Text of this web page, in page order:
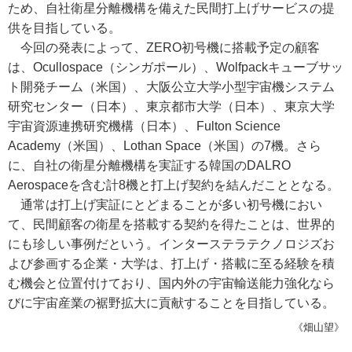
ため、自社衛星分離機構を備えた民間打上げサービスの提
供を目指している。
今回の発表によって、ZERO初号機に搭載予定の顧客
は、Ocullospace（シンガポール）、Wolfpackキューブサッ
ト開発チーム（米国）、大阪公立大学小型宇宙機システム
研究センター（日本）、東京都市大学（日本）、東京大学
宇宙資源連携研究機構（日本）、Fulton Science
Academy（米国）、Lothan Space（米国）の7機。さら
に、自社の衛星分離機構を実証する韓国のDALRO
Aerospaceを含む計8機と打上げ契約を結んだこととなる。
通常は打上げ実証にとどまることが多い初号機におい
て、民間顧客の衛星を搭載する契約を得たことは、世界的
にも珍しい事例だという。インターステラテクノロジズお
よび参画する企業・大学は、打上げ・搭載に至る経験を積
む機会と位置付けており、国内外の宇宙輸送能力強化なら
びに宇宙産業の裾野拡大に貢献することを目指している。
《畑山望》